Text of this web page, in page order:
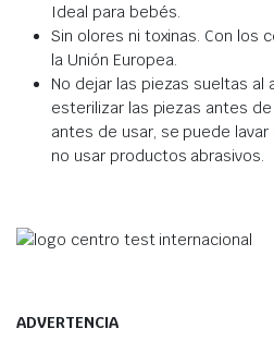
Ideal para bebés.
Sin olores ni toxinas. Con los
la Unión Europea.
No dejar las piezas sueltas al
esterilizar las piezas antes
antes de usar, se puede
no usar productos abrasivos.
ADVERTENCIA